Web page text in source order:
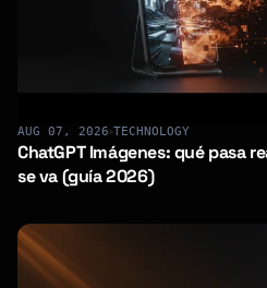
AUG 07, 2026 TECHNOLOGY
ChatGPT Imágenes: qué pasa
se va (guía 2026)